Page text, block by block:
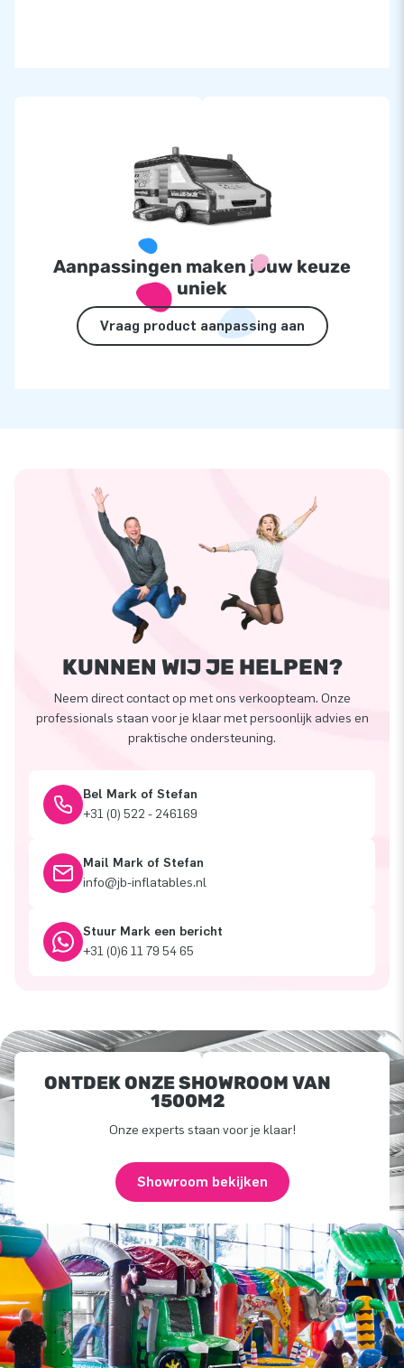
Aanpassingen maken jouw keuze
uniek
Vraag product aanpassing aan
KUNNEN WIJ JE HELPEN?
Neem direct contact op met ons verkoopteam. Onze
professionals staan voor je klaar met persoonlijk advies en
praktische ondersteuning.
Bel Mark of Stefan
+31 (0) 522 - 246169
Mail Mark of Stefan
info@jb-inflatables.nl
Stuur Mark een bericht
+31 (0)6 11 79 54 65
ONTDEK ONZE SHOWROOM VAN
1500M2
Onze experts staan voor je klaar!
Showroom bekijken